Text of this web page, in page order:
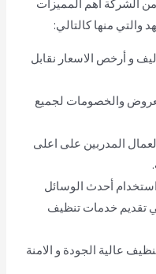
الشركة أهم المميزات
والتي منها كالتالي:
و أرخص الاسعار نقابل
والخصومات لجميع
المدربين على اعلى
أحدث الوسائل
تقديم خدمات تنظيف
عالية الجودة و الامنة